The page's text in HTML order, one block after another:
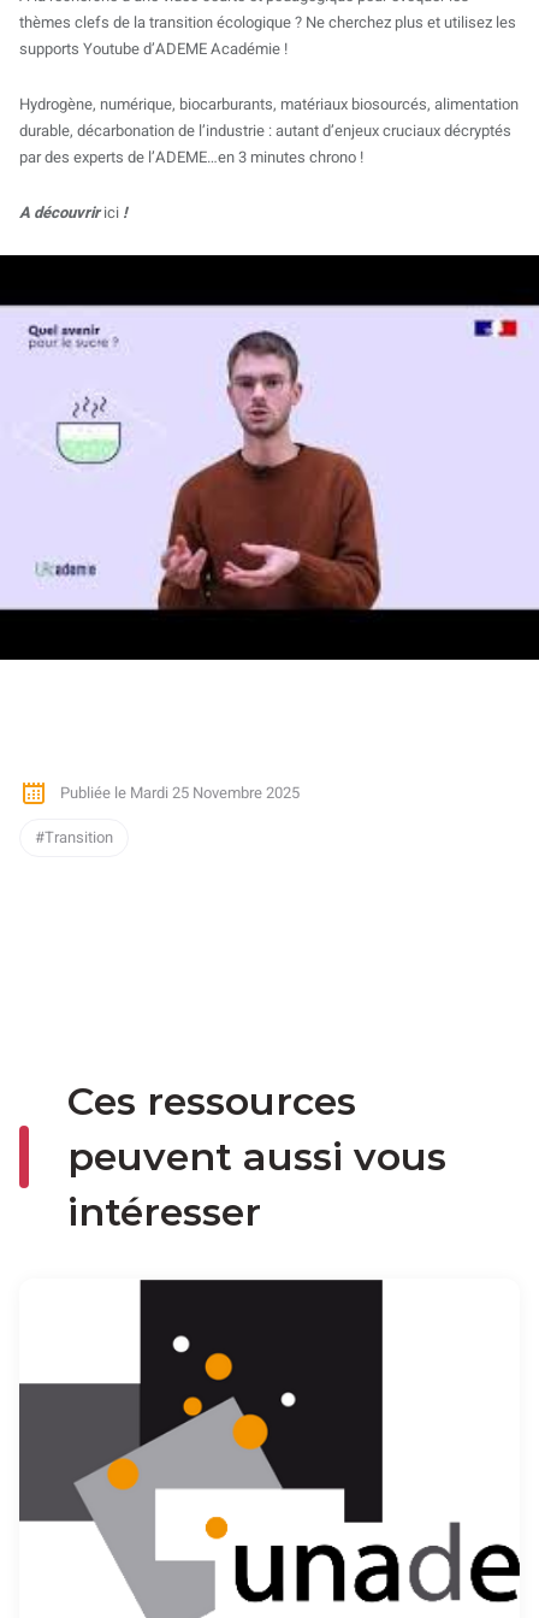
thèmes clefs de la transition écologique ? Ne cherchez plus et utilisez les
supports Youtube d’ADEME Académie !
Hydrogène, numérique, biocarburants, matériaux biosourcés, alimentation
durable, décarbonation de l’industrie : autant d’enjeux cruciaux décryptés
par des experts de l’ADEME…en 3 minutes chrono !
A découvririci !
Publiée le Mardi 25 Novembre 2025
Transition
Ces ressources
peuvent aussi vous
intéresser